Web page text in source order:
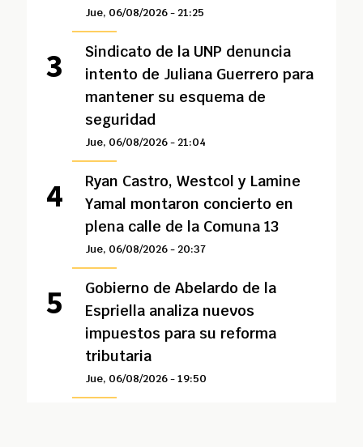
Jue, 06/08/2026 - 21:25
Sindicato de la UNP denuncia
intento de Juliana Guerrero para
mantener su esquema de
seguridad
Jue, 06/08/2026 - 21:04
Ryan Castro, Westcol y Lamine
Yamal montaron concierto en
plena calle de la Comuna 13
Jue, 06/08/2026 - 20:37
Gobierno de Abelardo de la
Espriella analiza nuevos
impuestos para su reforma
tributaria
Jue, 06/08/2026 - 19:50